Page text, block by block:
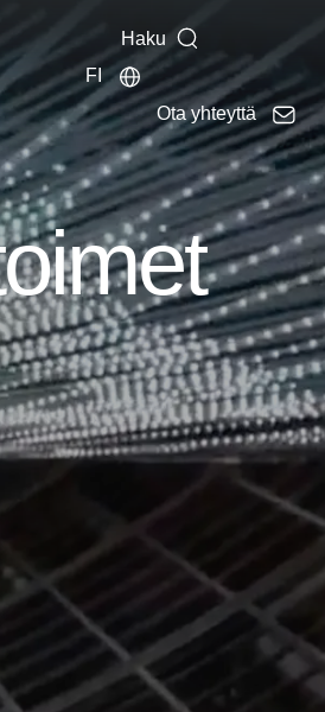
Haku
FI
Ota yhteyttä